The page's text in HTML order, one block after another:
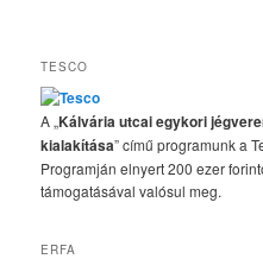
TESCO
A „Kálvária utcai egykori
kialakítása” című programunk a
Programján elnyert 200 ezer
támogatásával valósul meg.
ERFA